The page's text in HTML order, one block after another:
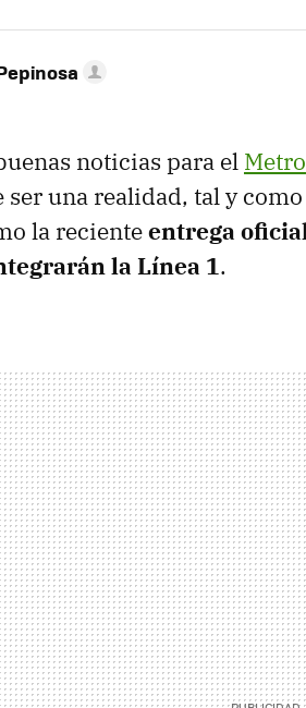
noticias para el Metro
ser una realidad, tal y
la recienteentrega
la Línea 1.